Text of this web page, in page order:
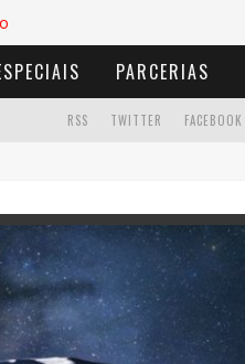
PARCERIAS
FACEBOOK
TWITTER
RSS